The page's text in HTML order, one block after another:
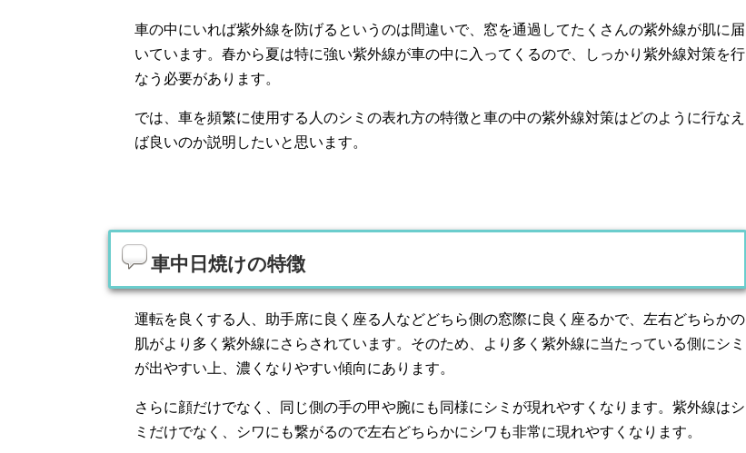
車の中にいれば紫外線を防げるというのは間違いで、窓を通過してたくさんの紫外線が肌に届
いています。春から夏は特に強い紫外線が車の中に入ってくるので、しっかり紫外線対策を行
なう必要があります。
では、車を頻繁に使用する人のシミの表れ方の特徴と車の中の紫外線対策はどのように行なえ
ば良いのか説明したいと思います。
車中日焼けの特徴
運転を良くする人、助手席に良く座る人などどちら側の窓際に良く座るかで、左右どちらかの
肌がより多く紫外線にさらされています。そのため、より多く紫外線に当たっている側にシミ
が出やすい上、濃くなりやすい傾向にあります。
さらに顔だけでなく、同じ側の手の甲や腕にも同様にシミが現れやすくなります。紫外線はシ
ミだけでなく、シワにも繋がるので左右どちらかにシワも非常に現れやすくなります。